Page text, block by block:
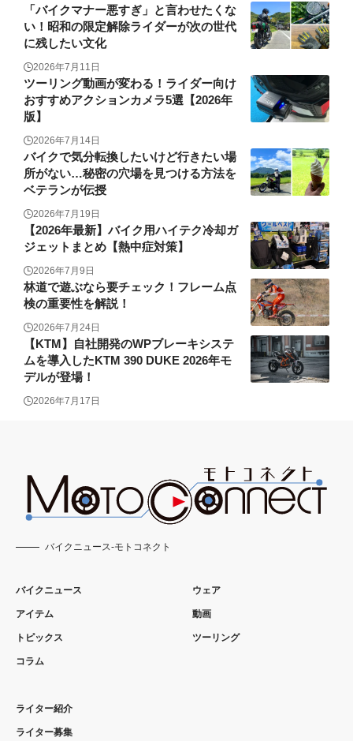
「バイクマナー悪すぎ」と言わせたくな
い！昭和の限定解除ライダーが次の世代
に残したい文化
2026年7月11日
ツーリング動画が変わる！ライダー向け
おすすめアクションカメラ5選【2026年
版】
2026年7月14日
バイクで気分転換したいけど行きたい場
所がない…秘密の穴場を見つける方法を
ベテランが伝授
2026年7月19日
【2026年最新】バイク用ハイテク冷却ガ
ジェットまとめ【熱中症対策】
2026年7月9日
林道で遊ぶなら要チェック！フレーム点
検の重要性を解説！
2026年7月24日
【KTM】自社開発のWPブレーキシステ
ムを導入したKTM 390 DUKE 2026年モ
デルが登場！
2026年7月17日
バイクニュース-モトコネクト
バイクニュース
アイテム
トピックス
コラム
ウェア
動画
ツーリング
ライター紹介
ライター募集